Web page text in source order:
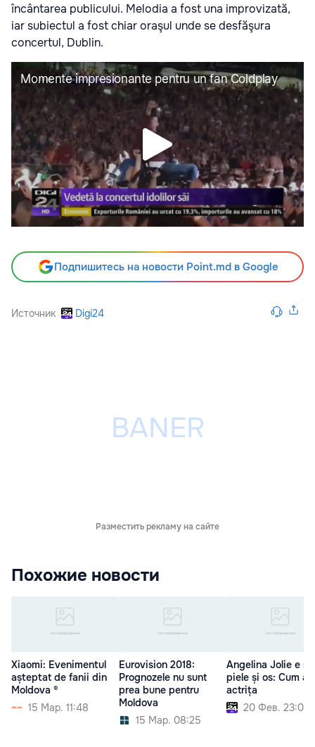
încântarea publicului. Melodia a fost una improvizată,
iar subiectul a fost chiar oraşul unde se desfăşura
concertul, Dublin.
Подпишитесь на новости Point.md в Google
Источник Digi24
Разместить рекламу на сайте
Похожие новости
Xiaomi: Evenimentul
așteptat de fanii din
Moldova ®
15 Мар. 11:48
Eurovision 2018:
Prognozele nu sunt
prea bune pentru
Moldova
15 Мар. 08:25
Angelina Jolie e
piele și os: Cum
actrița
20 Фев. 23:00